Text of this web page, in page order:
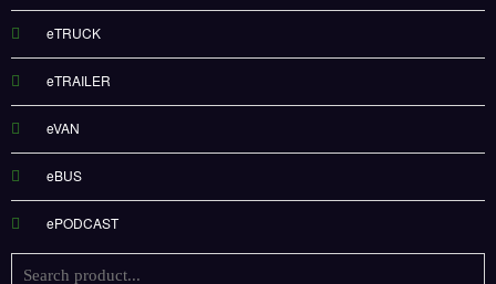
eTRUCK
eTRAILER
eVAN
eBUS
ePODCAST